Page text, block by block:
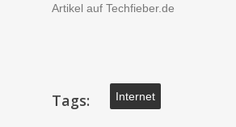
Artikel auf Techfieber.de
Tags: Internet